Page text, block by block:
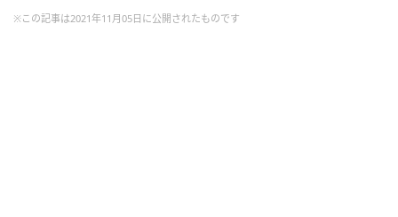
※この記事は2021年11月05日に公開されたものです